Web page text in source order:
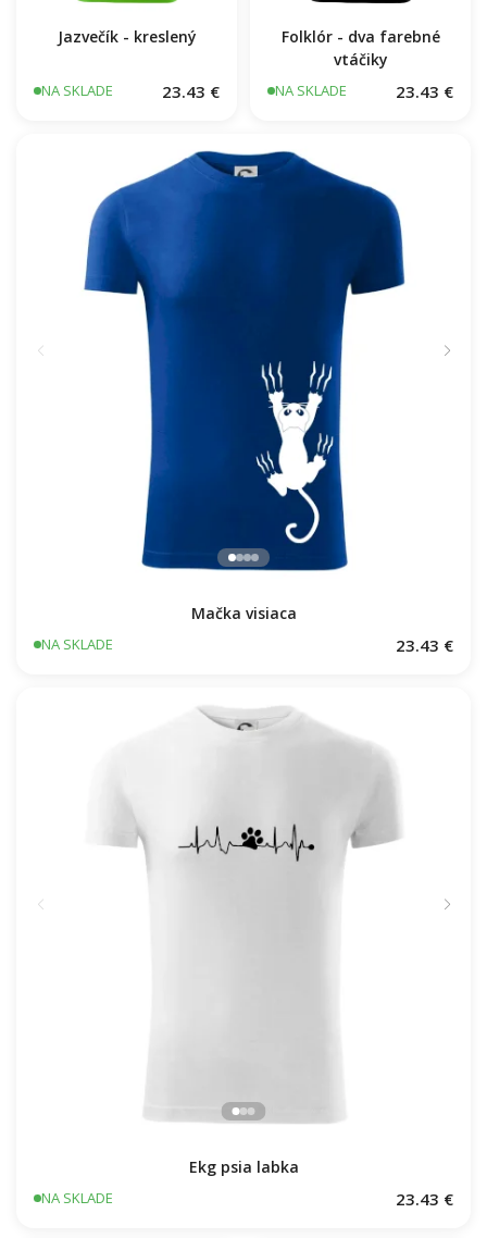
Jazvečík - kreslený
NA SKLADE 23.43 €
Folklór - dva farebné
vtáčiky
NA SKLADE 23.43 €
Mačka visiaca
NA SKLADE 23.43 €
Ekg psia labka
NA SKLADE 23.43 €